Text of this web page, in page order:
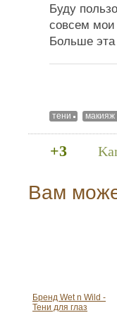
Буду
совсем мои
Больше эта
тени макияж
+3
Вам
Бренд Wet n Wild -
Тени для глаз